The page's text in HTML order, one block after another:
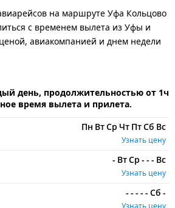
на маршруте Уфа Кольцово
с временем вылета из Уфы и
авиакомпанией и днем недели
день, продолжительностью от 1ч
время вылета и прилета.
Пн ВтСр Чт ПтСб Вс
Узнать цену
- ВтСр - - - Вс
Узнать цену
- - - - - Сб -
Узнать цену